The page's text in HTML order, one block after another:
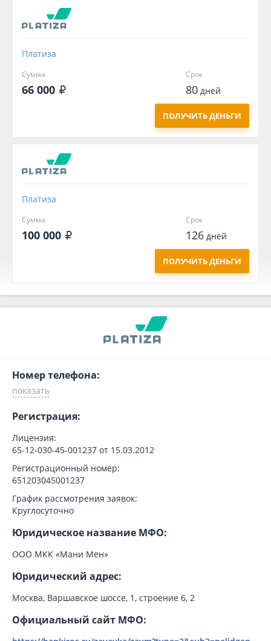
Платиза
Сумма
66 000
Срок
80дней
ПОЛУЧИТЬ ДЕНЬГИ
Платиза
Сумма
100 000
Срок
126дней
ПОЛУЧИТЬ ДЕНЬГИ
Номер телефона:
Регистрация:
Лицензия:
65-12-030-45-001237 от 15.03.2012
Регистрационный номер:
651203045001237
График рассмотрения заявок:
Круглосуточно
Юридическое название МФО:
ООО МКК «Мани Мен»
Юридический адрес:
Москва, Варшавское шоссе, 1, строение 6, 2
Официальный сайт МФО: